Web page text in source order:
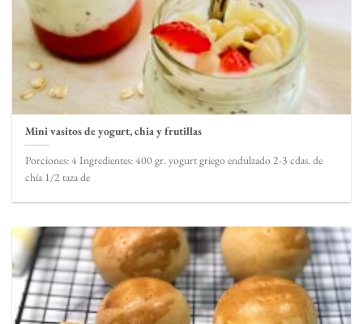
Mini vasitos de yogurt, chia y frutillas
Porciones: 4 Ingredientes: 400 gr. yogurt griego endulzado 2-3 cdas. de
chía 1/2 taza de